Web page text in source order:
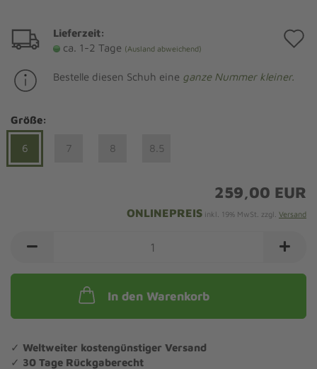
Lieferzeit:
ca. 1-2 Tage (Ausland abweichend)
Bestelle diesen Schuh eine ganze Nummer kleiner.
Größe:
6 7 8 8.5
259,00 EUR
ONLINEPREIS inkl. 19% MwSt. zzgl. Versand
In den Warenkorb
✓ Weltweiter kostengünstiger Versand
✓ 30 Tage Rückgaberecht